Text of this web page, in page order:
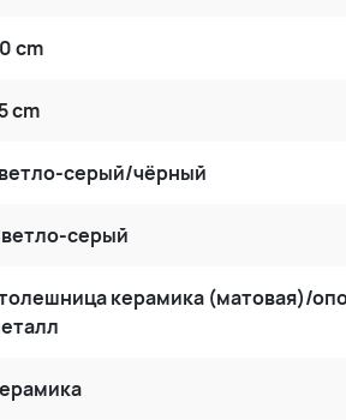
cm
cm
серый/чёрный
серый
керамика (матовая)/